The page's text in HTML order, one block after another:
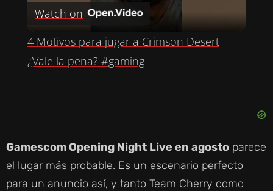
A
I
Watch on
4 Motivos para jugar a Crimson Desert
¿Vale la pena? #gaming
Gamescom Opening Night Live en agosto parece
el lugar más probable. Es un escenario perfecto
para un anuncio así, y tanto Team Cherry como